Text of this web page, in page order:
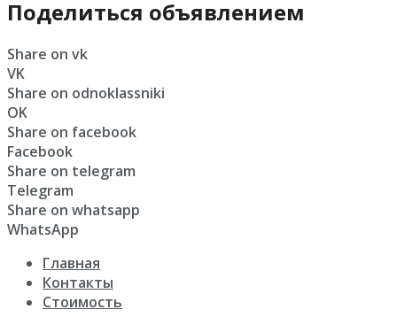
Поделиться объявлением
Share on vk
VK
Share on odnoklassniki
OK
Share on facebook
Facebook
Share on telegram
Telegram
Share on whatsapp
WhatsApp
Главная
Контакты
Стоимость